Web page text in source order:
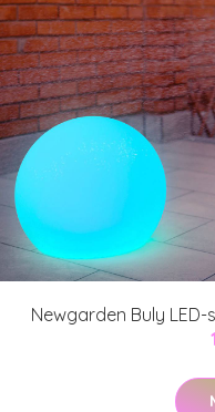
Newgarden Buly